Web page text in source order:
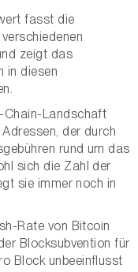
fasst die
zeigt das
in diesen
Chain-Landschaft
der durch
rund um das
sich die Zahl der
sie immer noch in
Rate von Bitcoin
Blocksubvention für
Block unbeeinflusst